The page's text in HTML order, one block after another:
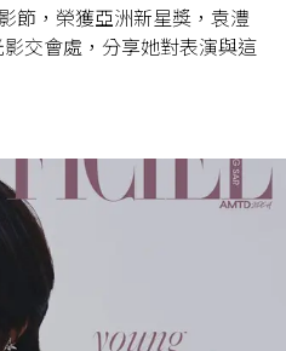
節，榮獲亞洲新星獎，袁澧
交會處，分享她對表演與這